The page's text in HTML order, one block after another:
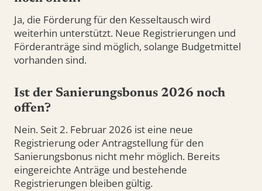
Ja, die Förderung für den Kesseltausch wird
weiterhin unterstützt. Neue Registrierungen und
Förderanträge sind möglich, solange Budgetmittel
vorhanden sind.
Ist der Sanierungsbonus 2026 noch
offen?
Nein. Seit 2. Februar 2026 ist eine neue
Registrierung oder Antragstellung für den
Sanierungsbonus nicht mehr möglich. Bereits
eingereichte Anträge und bestehende
Registrierungen bleiben gültig.